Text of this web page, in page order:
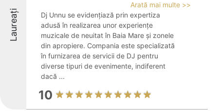
Laureați
Arată mai multe >>
Dj Unnu se evidențiază prin expertiza
adusă în realizarea unor experiențe
muzicale de neuitat în Baia Mare și zonele
din apropiere. Compania este specializată
în furnizarea de servicii de DJ pentru
diverse tipuri de evenimente, indiferent
dacă ...
10